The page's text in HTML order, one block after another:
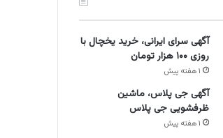
آگهی سرای ایرانی، خرید یخچال با
روزی ۱۰۰ هزار تومان
۱ هفته پیش
آگهی جی پلاس، ماشین
ظرفشویی جی پلاس
۱ هفته پیش